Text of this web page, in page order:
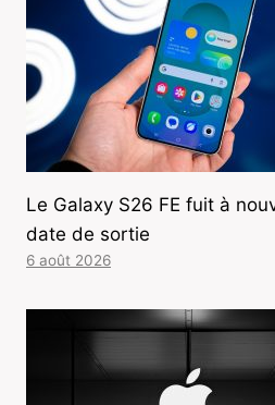
Le Galaxy S26 FE fuit à
date de sortie
6 août 2026